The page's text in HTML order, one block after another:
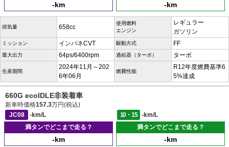
-km -km
排気量 658cc
使用燃料
エンジン
レギュラー
ガソリン
ミッション インパネCVT 駆動方式 FF
最大出力 64ps/6400rpm 過給器（ターボ） ターボ
生産期間
2024年11月～202
6年06月
燃費性能
R12年度燃費基準6
5%達成
660G ecoIDLE非装着車
新車時価格157.3万円(税込)
JC08
-km/L 10・15
-km/L
満タンでどこまで走る？
-km
満タンでどこまで走る？
-km